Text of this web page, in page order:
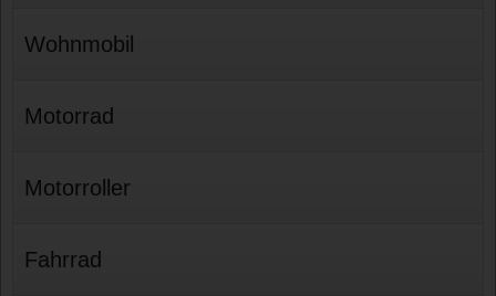
Wohnmobil
Motorrad
Motorroller
Fahrrad